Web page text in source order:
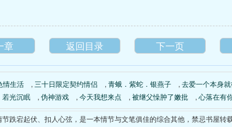
章 返回目录 下一页
情生活 , 三十日限定契约情侣 , 青蛾．紫蛇．银燕子 , 去爱一个本身就
若光沉眠
, 伪神游戏 , 今天我想来点 , 被继父懆肿了嫩批 , 心落在有
节跌宕起伏、扣人心弦，是一本情节与文笔俱佳的综合其他，禁忌书屋转